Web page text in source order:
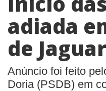
LISTA DIGITAL
CONTATO
ANUNCIE
adiada
de
Anúncio foi feito
Doria (PSDB) em